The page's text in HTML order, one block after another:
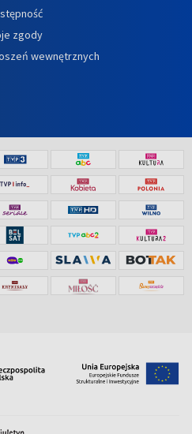
zgody
wewnętrznych